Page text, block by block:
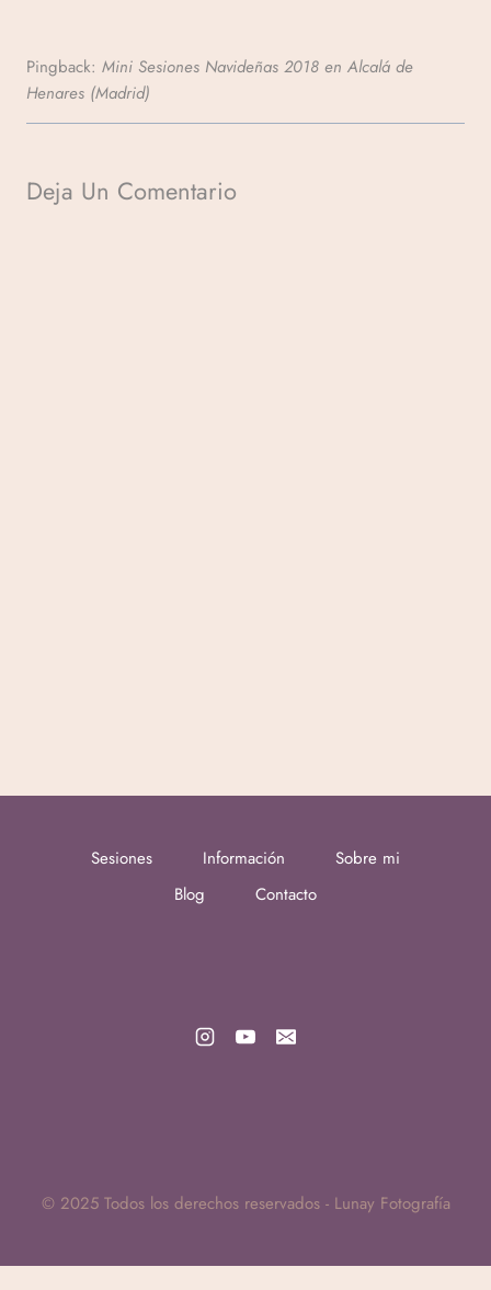
Pingback: Mini Sesiones Navideñas 2018 en Alcalá de
Henares (Madrid)
Deja Un Comentario
Sesiones Información
Sobre mi
Blog
Contacto
© 2025 Todos los derechos reservados - Lunay Fotografía